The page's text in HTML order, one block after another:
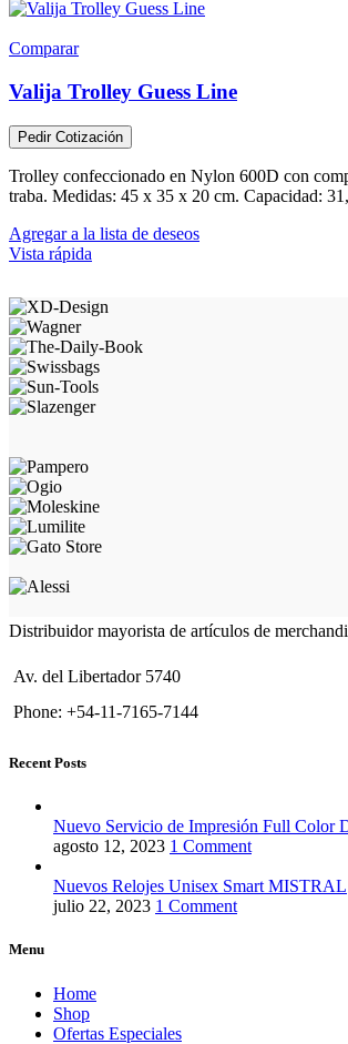
Comparar
Valija Trolley Guess Line
Pedir Cotización
Trolley confeccionado en Nylon 600D con
traba. Medidas: 45 x 35 x 20 cm. Capacidad:
Agregar a la lista de deseos
Vista rápida
Distribuidor mayorista de artículos de
Av. del Libertador 5740
Phone: +54-11-7165-7144
Recent Posts
Nuevo Servicio de Impresión Full Color
agosto 12, 2023 1 Comment
Nuevos Relojes Unisex Smart MISTRAL
julio 22, 2023 1 Comment
Menu
Home
Shop
Ofertas Especiales